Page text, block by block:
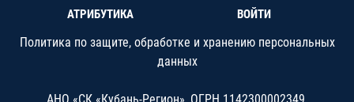
АТРИБУТИКА ВОЙТИ
Политика по защите, обработке и хранению персональных
данных